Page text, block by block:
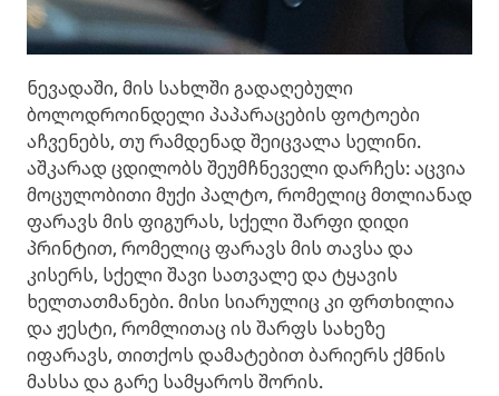
ნევადაში, მის სახლში გადაღებული
ბოლოდროინდელი პაპარაცების ფოტოები
აჩვენებს, თუ რამდენად შეიცვალა სელინი.
აშკარად ცდილობს შეუმჩნეველი დარჩეს: აცვია
მოცულობითი მუქი პალტო, რომელიც მთლიანად
ფარავს მის ფიგურას, სქელი შარფი დიდი
პრინტით, რომელიც ფარავს მის თავსა და
კისერს, სქელი შავი სათვალე და ტყავის
ხელთათმანები. მისი სიარულიც კი ფრთხილია
და ჟესტი, რომლითაც ის შარფს სახეზე
იფარავს, თითქოს დამატებით ბარიერს ქმნის
მასსა და გარე სამყაროს შორის.